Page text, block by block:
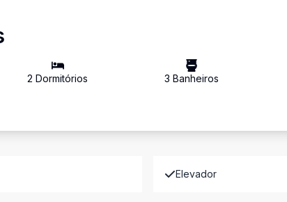
2 Dormitórios 3 Banheiros
Elevador